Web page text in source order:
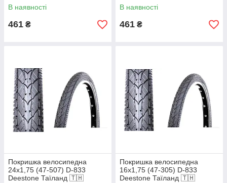
В наявності
461 ₴
В наявності
461 ₴
Покришка велосипедна
24х1,75 (47-507) D-833
Deestone Таїланд 🇹🇭
Покришка велосипедна
16х1,75 (47-305) D-833
Deestone Таїланд 🇹🇭